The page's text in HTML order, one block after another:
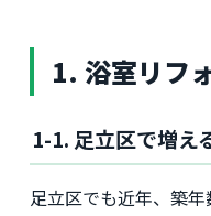
1. 浴室リフ
1-1. 足立区で増え
足立区でも近年、築